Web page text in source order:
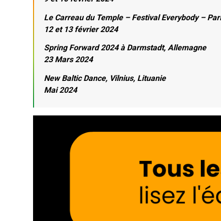
Le Carreau du Temple – Festival Everybody –
12 et 13 février 2024
Spring Forward 2024 à Darmstadt, Allemagne
23 Mars 2024
New Baltic Dance, Vilnius, Lituanie
Mai 2024